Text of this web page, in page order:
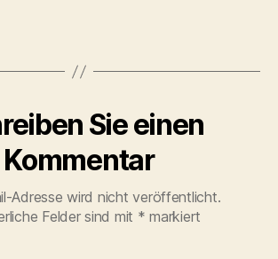
Sie einen
Kommentar
Adresse wird nicht veröffentlicht.
Felder sind mit * markiert